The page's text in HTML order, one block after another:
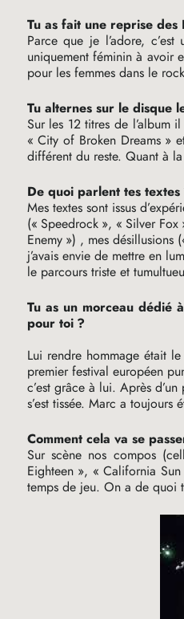
Tu as fait une reprise des
Parce que je l’adore,
uniquement féminin à avoir
pour les femmes dans le rock
Tu alternes sur le disque
Sur les 12 titres de l’album
« City of Broken Dreams »
différent du reste. Quant à
De quoi parlent tes textes
Mes textes sont issus
(« Speedrock », « Silver Fox
Enemy ») , mes désillusions
j’avais envie de mettre en
le parcours triste et
Tu as un morceau dédié
pour toi ?
Lui rendre hommage était
premier festival européen
c’est grâce à lui. Après
s’est tissée. Marc a
Comment cela va se
Sur scène nos compos
Eighteen », « California Sun
temps de jeu. On a de quoi